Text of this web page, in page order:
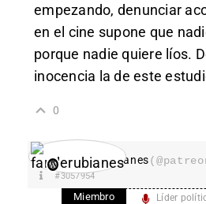
empezando, denunciar
en el cine supone que
porque nadie quiere líos.
inocencia la de este
0
fanderubianes
#3057954
Miembro Líder